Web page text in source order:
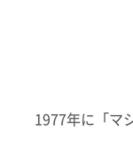
1977年に「マ